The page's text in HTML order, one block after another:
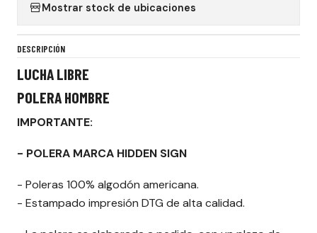
Mostrar stock de ubicaciones
DESCRIPCIÓN
LUCHA LIBRE
POLERA HOMBRE
IMPORTANTE:
- POLERA MARCA HIDDEN SIGN
- Poleras 100% algodón americana.
- Estampado impresión DTG de alta calidad.